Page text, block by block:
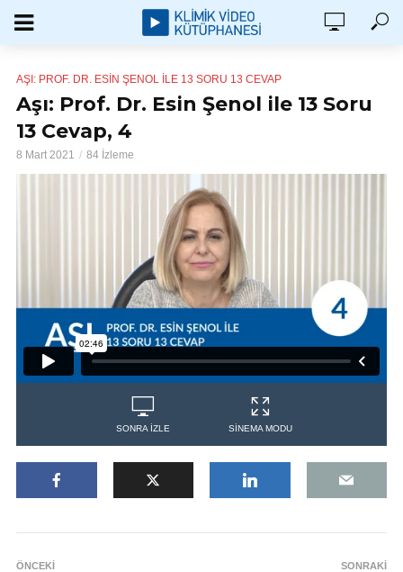
AŞI: PROF. DR. ESIN ŞENOL ILE 13 SORU 13 CEVAP
Aşı: Prof. Dr. Esin Şenol ile 13 Soru
13 Cevap, 4
8 Mart 2021 84 İzleme
SONRA İZLE SİNEMA MODU
ÖNCEKİ SONRAKİ